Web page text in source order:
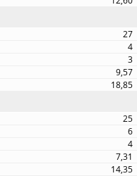
27
4
3
9,57
18,85
25
6
4
7,31
14,35